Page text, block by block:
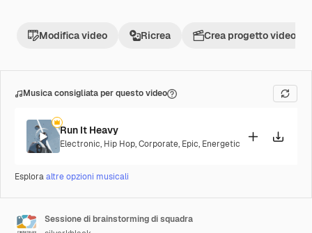
Modifica video Ricrea Crea progetto video
Musica consigliata per questo video
Run It Heavy
Electronic, Hip Hop,Corporate, Epic, Energetic
Esploraaltre opzioni musicali
Sessione di brainstorming di squadra